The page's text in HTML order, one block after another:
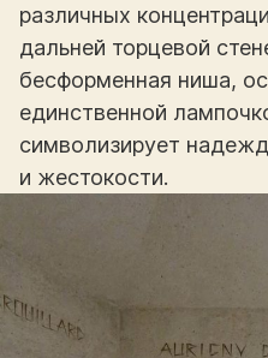
различных
дальней торцевой
бесформенная ниша,
единственной
символизирует
и жестокости.